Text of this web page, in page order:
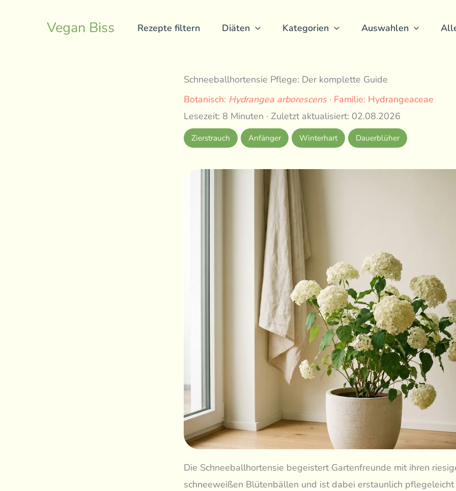
Vegan Biss Rezepte filtern Diäten Kategorien Auswahlen
Schneeballhortensie Pflege: Der komplette Guide
Botanisch: Hydrangea arborescens· Familie: Hydrangeaceae
Lesezeit: 8 Minuten · Zuletzt aktualisiert: 02.08.2026
Zierstrauch Anfänger Winterhart Dauerblüher
Die Schneeballhortensie begeistert Gartenfreunde mit ihren
schneeweißen Blütenbällen und ist dabei erstaunlich pflegeleicht